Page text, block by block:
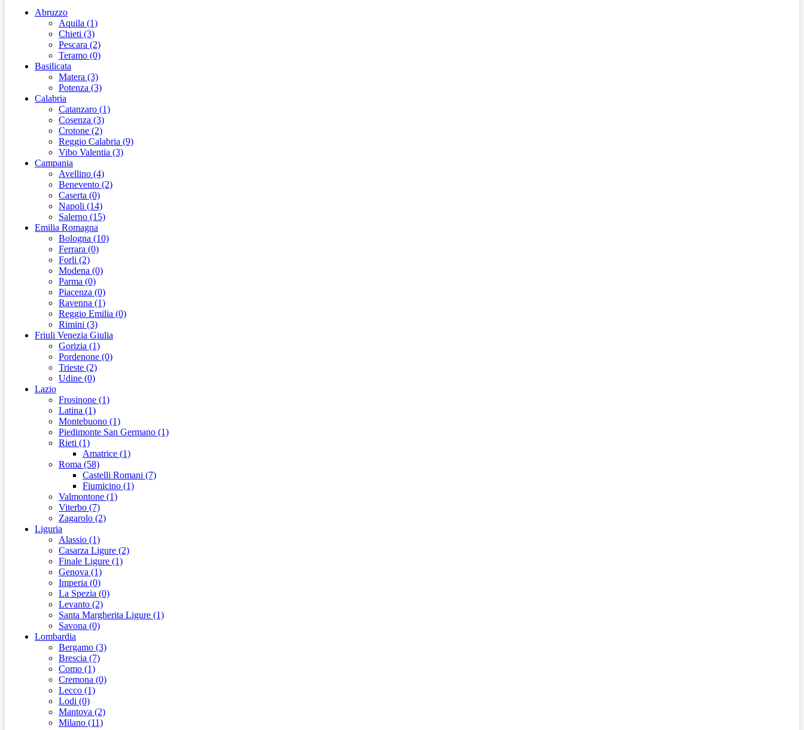
Abruzzo
Aquila (1)
Chieti (3)
Pescara (2)
Teramo (0)
Basilicata
Matera (3)
Potenza (3)
Calabria
Catanzaro (1)
Cosenza (3)
Crotone (2)
Reggio Calabria (9)
Vibo Valentia (3)
Campania
Avellino (4)
Benevento (2)
Caserta (0)
Napoli (14)
Salerno (15)
Emilia Romagna
Bologna (10)
Ferrara (0)
Forli (2)
Modena (0)
Parma (0)
Piacenza (0)
Ravenna (1)
Reggio Emilia (0)
Rimini (3)
Friuli Venezia Giulia
Gorizia (1)
Pordenone (0)
Trieste (2)
Udine (0)
Lazio
Frosinone (1)
Latina (1)
Montebuono (1)
Piedimonte San Germano (1)
Rieti (1)
Amatrice (1)
Roma (58)
Castelli Romani (7)
Fiumicino (1)
Valmontone (1)
Viterbo (7)
Zagarolo (2)
Liguria
Alassio (1)
Casarza Ligure (2)
Finale Ligure (1)
Genova (1)
Imperia (0)
La Spezia (0)
Levanto (2)
Santa Margherita Ligure (1)
Savona (0)
Lombardia
Bergamo (3)
Brescia (7)
Como (1)
Cremona (0)
Lecco (1)
Lodi (0)
Mantova (2)
Milano (11)